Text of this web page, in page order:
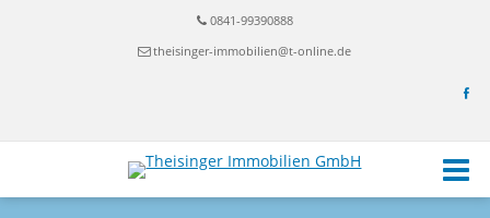
0841-99390888
theisinger-immobilien@t-online.de